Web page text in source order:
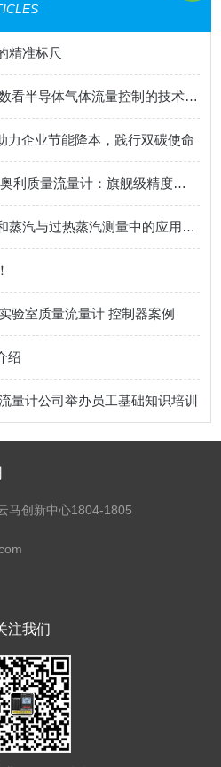
精准标尺
GRYLLS-7000G：从参数看半导体气体流量控制的技术进化
力企业节能降本，践行双碳使命
GRYLLS 8100系列科里奥利质量流量计：旗舰级精度，赋能制造
差压式质量流量计在饱和蒸汽与过热蒸汽测量中的应用优势
验室质量流量计 控制器案例
绍
量计公司举办员工基础知识培训
马创新中心1804-1805
注我们